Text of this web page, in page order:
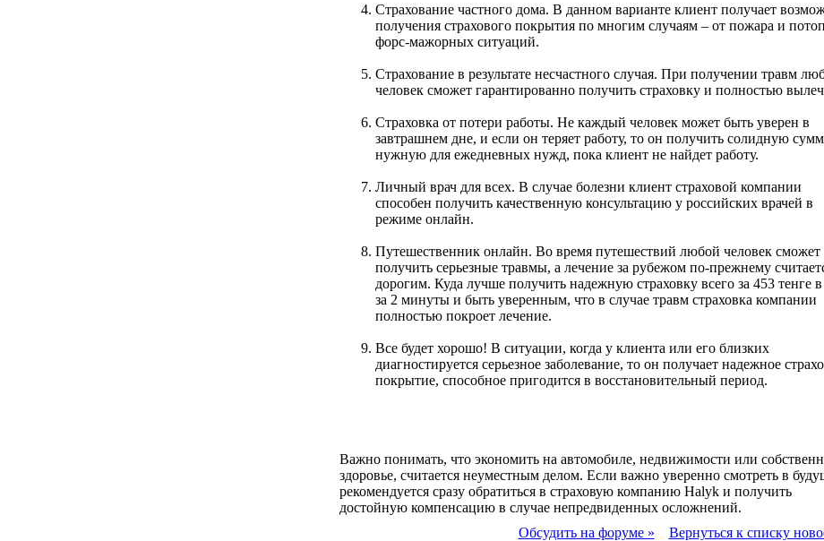
Страхование частного дома. В данном варианте клиент получает
получения страхового покрытия по многим случаям – от пожара и
форс-мажорных ситуаций.
Страхование в результате несчастного случая. При получении травм
человек сможет гарантированно получить страховку и полностью
Страховка от потери работы. Не каждый человек может быть уверен в
завтрашнем дне, и если он теряет работу, то он получить солидную
нужную для ежедневных нужд, пока клиент не найдет работу.
Личный врач для всех. В случае болезни клиент страховой компании
способен получить качественную консультацию у российских врачей в
режиме онлайн.
Путешественник онлайн. Во время путешествий любой человек сможет
получить серьезные травмы, а лечение за рубежом по-прежнему
дорогим. Куда лучше получить надежную страховку всего за 453 тенге
за 2 минуты и быть уверенным, что в случае травм страховка компании
полностью покроет лечение.
Все будет хорошо! В ситуации, когда у клиента или его близких
диагностируется серьезное заболевание, то он получает надежное
покрытие, способное пригодится в восстановительный период.
Важно понимать, что экономить на автомобиле, недвижимости или
здоровье, считается неуместным делом. Если важно уверенно смотреть в
рекомендуется сразу обратиться в страховую компанию Halyk и получить
достойную компенсацию в случае непредвиденных осложнений.
Обсудить на форуме »
Вернуться к списку